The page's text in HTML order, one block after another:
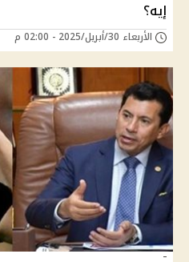
إيه؟
الأربعاء 30/أبريل/2025 - 02:00 م